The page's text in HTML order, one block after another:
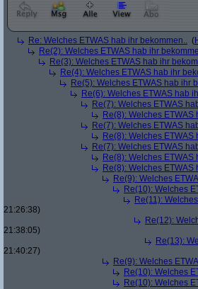
Re: Welches ETWAS hab ihr bekommen.. (
Re(2): Welches ETWAS hab ihr
Re(3): Welches ETWAS hab ihr
Re(4): Welches ETWAS hab ihr
Re(5): Welches ETWAS hab ihr
Re(6): Welches ETWAS hab
Re(7): Welches ETWAS
Re(8): Welches ETWAS
Re(7): Welches ETWAS
Re(8): Welches ETWAS
Re(7): Welches ETWAS
Re(8): Welches ETWAS
Re(8): Welches ETWAS
Re(9): Welches
Re(10): Welches
Re(11):
21:26:38)
Re(12):
21:38:05)
Re(13):
21:40:27)
Re(9): Welches
Re(10): Welches
Re(10): Welches